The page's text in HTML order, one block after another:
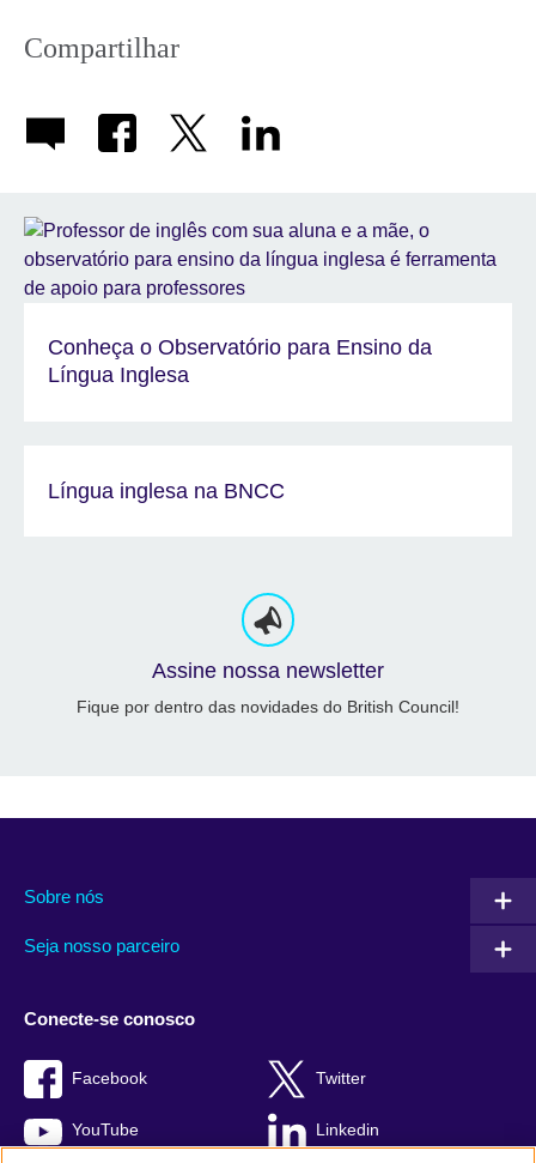
Compartilhar
Conheça o Observatório para Ensino da
Língua Inglesa
Língua inglesa na BNCC
Assine nossa newsletter
Fique por dentro das novidades do British Council!
Sobre nós
Seja nosso parceiro
Conecte-se conosco
Facebook Twitter
YouTube Linkedin